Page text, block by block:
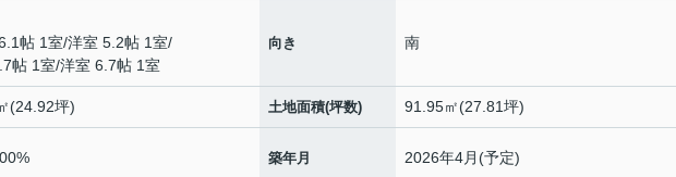
帖 1室/洋室 5.2帖 1室/
帖 1室/洋室 6.7帖 1室
向き 南
(24.92坪) 土地面積(坪数) 91.95㎡(27.81坪)
築年月 2026年4月(予定)